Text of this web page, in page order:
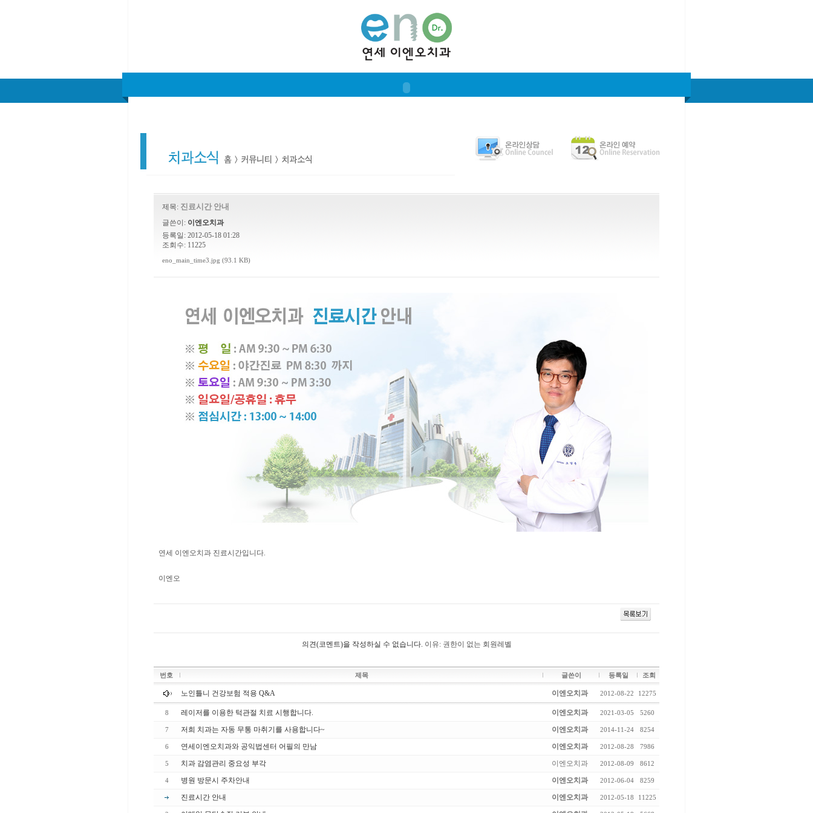
제목: 진료시간 안내
글쓴이: 이엔오치과
등록일: 2012-05-18 01:28
조회수: 11225
eno_main_time3.jpg (93.1 KB)
연세 이엔오치과 진료시간입니다.
이엔오
의견(코멘트)을 작성하실 수 없습니다. 이유: 권한이 없는 회원레벨
번호 제목 글쓴이 등록일 조회
노인틀니 건강보험 적용 Q&A 이엔오치과 2012-08-22 12275
8 레이저를 이용한 턱관절 치료 시행합니다. 이엔오치과 2021-03-05 5260
7 저희 치과는 자동 무통 마취기를 사용합니다~ 이엔오치과 2014-11-24 8254
6 연세이엔오치과와 공익법센터 어필의 만남 이엔오치과 2012-08-28 7986
5 치과 감염관리 중요성 부각 이엔오치과 2012-08-09 8612
4 병원 방문시 주차안내 이엔오치과 2012-06-04 8259
진료시간 안내 이엔오치과 2012-05-18 11225